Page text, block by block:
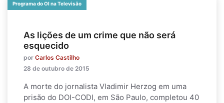
Programa do OI na Televisão
As lições de um crime que não será
esquecido
por Carlos Castilho
28 de outubro de 2015
A morte do jornalista Vladimir Herzog em uma
prisão do DOI-CODI, em São Paulo, completou 40